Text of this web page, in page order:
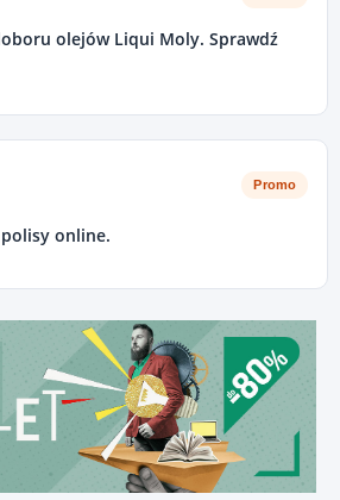
olejów Liqui Moly. Sprawdź
Promo
online.